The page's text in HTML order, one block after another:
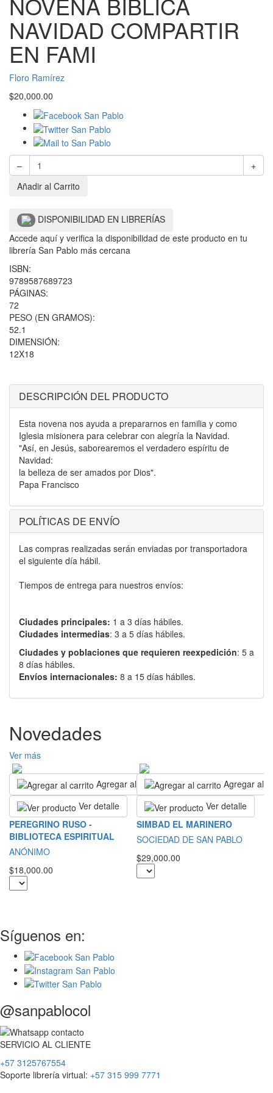
NAVIDAD COMPARTIR
EN FAMI
Floro Ramírez
$20,000.00
–
+
Añadir al Carrito
DISPONIBILIDAD EN LIBRERÍAS
Accede aquí y verifica la disponibilidad de este producto en tu
librería San Pablo más cercana
ISBN:
9789587689723
PÁGINAS:
72
PESO (EN GRAMOS):
52.1
DIMENSIÓN:
12X18
DESCRIPCIÓN DEL PRODUCTO
Esta novena nos ayuda a prepararnos en familia y como
Iglesia misionera para celebrar con alegría la Navidad.
"Así, en Jesús, saborearemos el verdadero espíritu de
Navidad:
la belleza de ser amados por Dios".
Papa Francisco
POLÍTICAS DE ENVÍO
Las compras realizadas serán enviadas por transportadora
el siguiente día hábil.
Tiempos de entrega para nuestros envíos:
Ciudades principales: 1 a 3 días hábiles.
Ciudades intermedias: 3 a 5 días hábiles.
Ciudades y poblaciones que requieren reexpedición: 5 a
8 días hábiles.
Envíos internacionales: 8 a 15 días hábiles.
Novedades
Ver más
Agregar al carrito
Ver detalle
PEREGRINO RUSO -
BIBLIOTECA ESPIRITUAL
ANÓNIMO
$18,000.00
Agregar al
Ver detalle
SIMBAD EL MARINERO
SOCIEDAD DE SAN PABLO
$29,000.00
Síguenos en:
@sanpablocol
SERVICIO AL CLIENTE
+57 3125767554
Soporte librería virtual: +57 315 999 7771